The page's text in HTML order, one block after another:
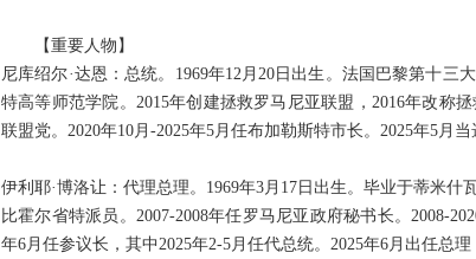
【重要人物】
尼库绍尔·达恩：总统。1969年12月20日出生。法国巴黎第十三
特高等师范学院。2015年创建拯救罗马尼亚联盟，2016年改称
联盟党。2020年10月-2025年5月任布加勒斯特市长。2025年5月当
伊利耶·博洛让：代理总理。1969年3月17日出生。毕业于蒂米
比霍尔省特派员。2007-2008年任罗马尼亚政府秘书长。2008-
年6月任参议长，其中2025年2-5月任代总统。2025年6月出任总